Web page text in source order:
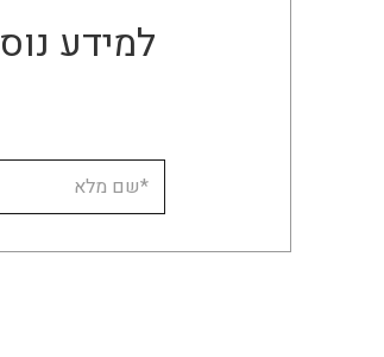
למידע